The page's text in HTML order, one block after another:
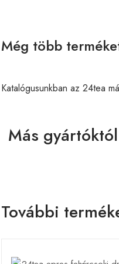
Még több
Katalógusunkban az 24tea
Más
További